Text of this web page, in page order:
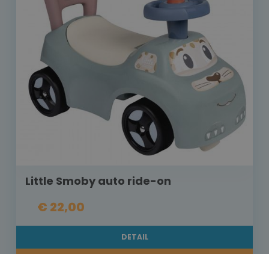
Little Smoby auto ride-on
€ 22,00
DETAIL